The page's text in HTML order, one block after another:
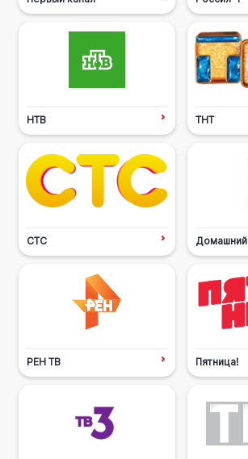
НТВ ТНТ
СТС Домашний
РЕН ТВ Пятница!